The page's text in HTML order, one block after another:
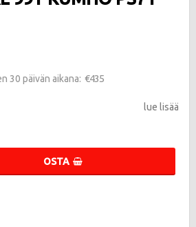
30 päivän aikana €435
lue lisää
OSTA